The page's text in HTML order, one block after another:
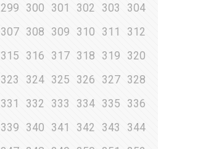
299 300 301 302 303
304
307 308 309 310 311
312
315 316 317 318 319
320
323 324 325 326 327 328
331 332 333 334 335
336
339 340 341 342 343
344